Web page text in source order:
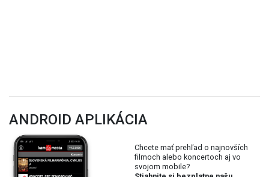
ANDROID APLIKÁCIA
Chcete mať prehľad o najnovších
filmoch alebo koncertoch aj vo
svojom mobile?